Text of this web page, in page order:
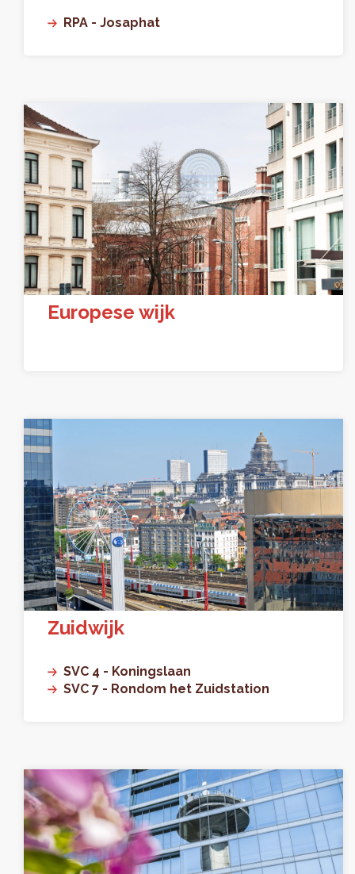
RPA - Josaphat
Europese wijk
Zuidwijk
SVC 4 - Koningslaan
SVC 7 - Rondom het Zuidstation